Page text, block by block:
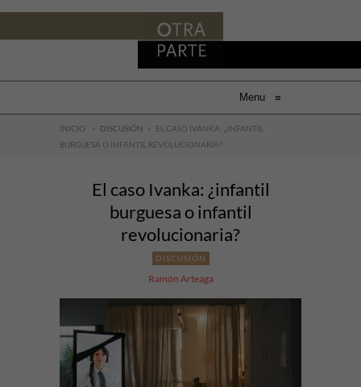
Menu ≡
INICIO » DISCUSIÓN » EL CASO IVANKA: ¿INFANTIL
BURGUESA O INFANTIL REVOLUCIONARIA?
El caso Ivanka: ¿infantil
burguesa o infantil
revolucionaria?
DISCUSIÓN
Ramón Arteaga